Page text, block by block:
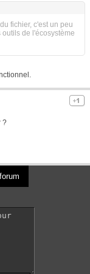
fichier, c'est un peu
de l'écosystème
?